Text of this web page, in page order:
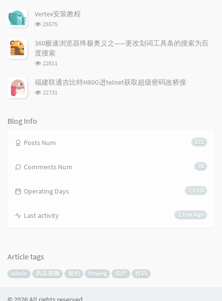
i
c
e
s
s
s
次
Vertex安装教程
浏
次
数:
25575
360极速浏览器终极奥义之——更改划词工具条的搜索为百
度搜索
浏
次
数:
22811
福建联通吉比特H80G进telnet获取超级密码改桥接
浏
22731
Blog Info
171
Posts Num
70
Comments Num
7 Y 8 D
Operating Days
1 Year Ago
Last activity
Article tags
admin 西瓜视频 抓包 ffmpeg 切片 转码